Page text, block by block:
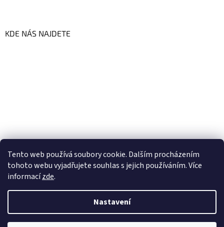
Tento web používá soubory cookie. Dalším procházením
tohoto webu vyjadřujete souhlas s jejich používáním. Více
informacízde.
Nastavení
KDE NÁS NAJDETE
Copyright 2026GoFresh | Zdravé a čerstvé BIO potraviny.